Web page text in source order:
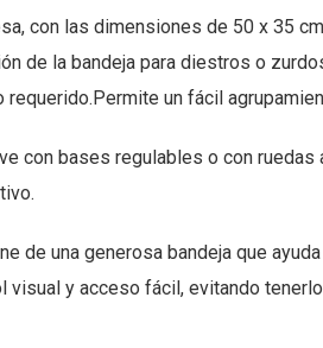
con las dimensiones de 50 x 35
de la bandeja para diestros o
requerido.Permite un fácil
con bases regulables o con
de una generosa bandeja que
visual y acceso fácil, evitando